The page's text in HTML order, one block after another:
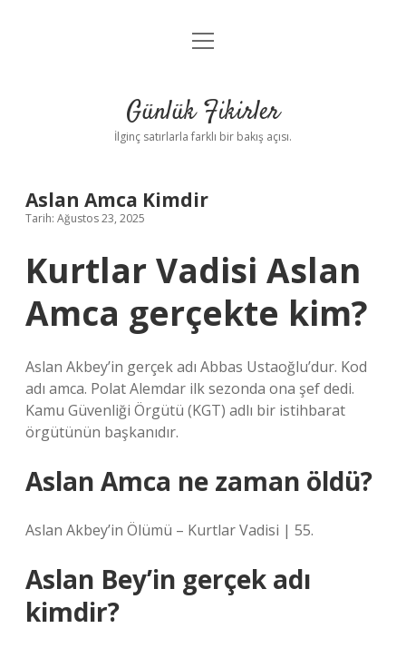
Anasayfa
Yasal Uyarı
menüyü
Günlük Fikirler
İlginç satırlarla farklı bir bakış açısı.
Aslan Amca Kimdir
Tarih: Ağustos 23, 2025
Kurtlar Vadisi Aslan
Amca gerçekte kim?
Aslan Akbey’in gerçek adı Abbas Ustaoğlu’dur. Kod
adı amca. Polat Alemdar ilk sezonda ona şef dedi.
Kamu Güvenliği Örgütü (KGT) adlı bir istihbarat
örgütünün başkanıdır.
Aslan Amca ne zaman öldü?
Aslan Akbey’in Ölümü – Kurtlar Vadisi | 55.
Aslan Bey’in gerçek adı
kimdir?